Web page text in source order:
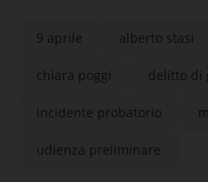
9 aprile alberto stasi
chiara poggi delitto di
incidente probatorio
udienza preliminare